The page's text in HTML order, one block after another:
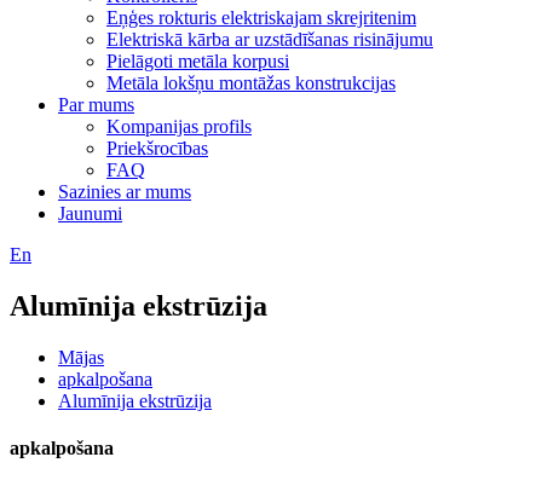
Eņģes rokturis elektriskajam skrejritenim
Elektriskā kārba ar uzstādīšanas risinājumu
Pielāgoti metāla korpusi
Metāla lokšņu montāžas konstrukcijas
Par mums
Kompanijas profils
Priekšrocības
FAQ
Sazinies ar mums
Jaunumi
En
Alumīnija ekstrūzija
Mājas
apkalpošana
Alumīnija ekstrūzija
apkalpošana